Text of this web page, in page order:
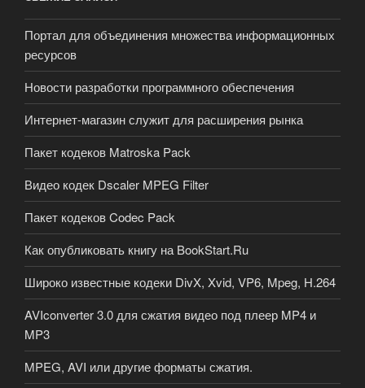
Портал для объединения множества информационных
ресурсов
Новости разработки программного обеспечения
Интернет-магазин служит для расширения рынка
Пакет кодеков Matroska Pack
Видео кодек Dscaler MPEG Filter
Пакет кодеков Codec Pack
Как опубликовать книгу на BookStart.Ru
Широко известные кодеки DivX, Xvid, VP6, Mpeg, H.264
AVIconverter 3.0 для сжатия видео под плеер MP4 и
MP3
MPEG, AVI или другие форматы сжатия.